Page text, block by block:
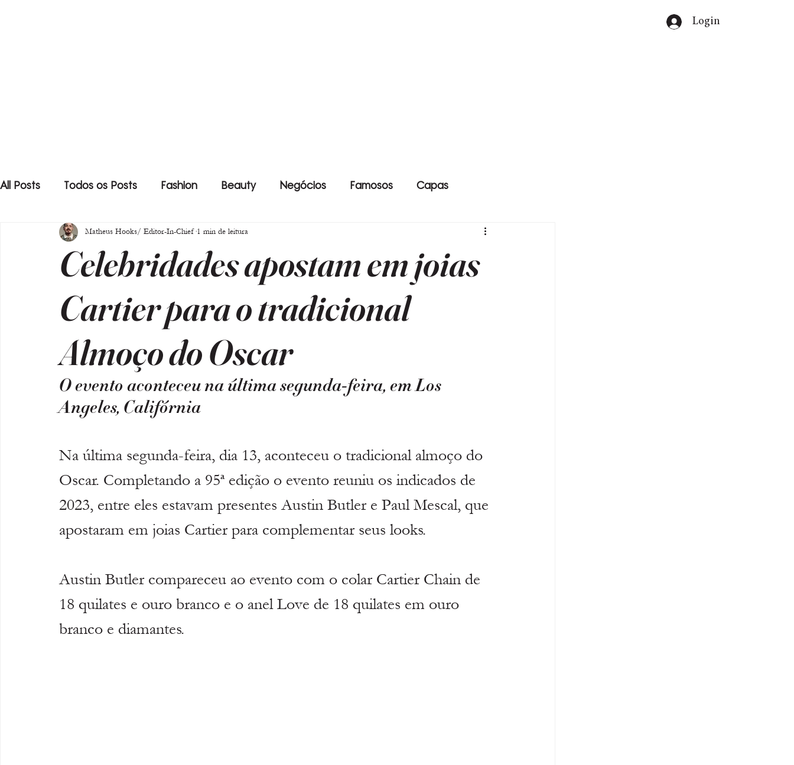
Login
All Posts Todos os Posts Fashion Beauty Negócios Famosos Capas
Celebridades apostam em joias
Cartier para o tradicional
Almoço do Oscar
Matheus Hooks/ Editor-In-Chief 1 min de leitura
O evento aconteceu na última segunda-feira, em Los
Angeles, Califórnia
Na última segunda-feira, dia 13, aconteceu o tradicional almoço do
Oscar. Completando a 95ª edição o evento reuniu os indicados de
2023, entre eles estavam presentes Austin Butler e Paul Mescal, que
apostaram em joias Cartier para complementar seus looks.
Austin Butler compareceu ao evento com o colar Cartier Chain de
18 quilates e ouro branco e o anel Love de 18 quilates em ouro
branco e diamantes.